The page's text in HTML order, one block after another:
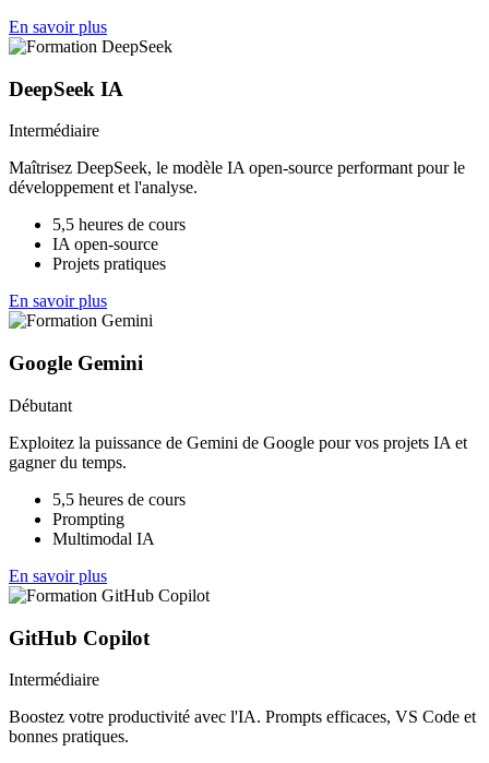
En savoir plus
DeepSeek IA
Intermédiaire
Maîtrisez DeepSeek, le modèle IA open-source performant pour le
développement et l'analyse.
5,5 heures de cours
IA open-source
Projets pratiques
En savoir plus
Google Gemini
Débutant
Exploitez la puissance de Gemini de Google pour vos projets IA et
gagner du temps.
5,5 heures de cours
Prompting
Multimodal IA
En savoir plus
GitHub Copilot
Intermédiaire
Boostez votre productivité avec l'IA. Prompts efficaces, VS Code et
bonnes pratiques.